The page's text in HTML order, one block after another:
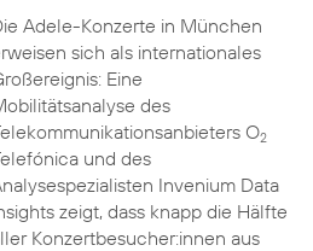
Adele-Konzerte in München
sich als internationales
Eine
des
O2
und des
Invenium Data
zeigt, dass knapp die Hälfte
Konzertbesucher:innen aus